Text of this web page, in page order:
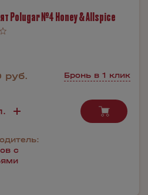
Polugar №4 Honey & Allspice
руб. Бронь в 1 клик
с